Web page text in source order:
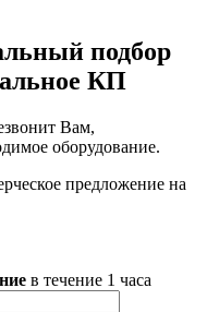
подбор
КП
Вам,
оборудование.
предложение на
в течение 1 часа